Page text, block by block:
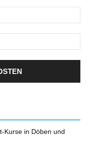
Kurse in Döben und